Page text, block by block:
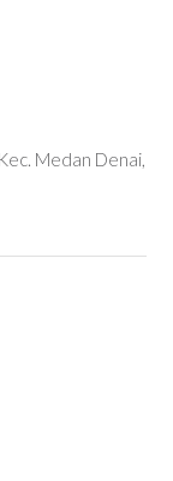
Medan Denai,